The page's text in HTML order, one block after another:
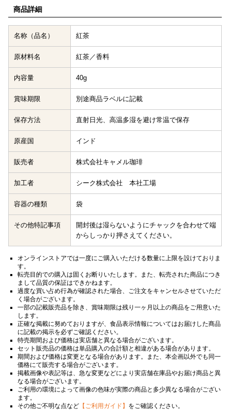
商品詳細
名称（品名） 紅茶
原材料名 紅茶／香料
内容量 40g
賞味期限 別途商品ラベルに記載
保存方法 直射日光、高温多湿を避け常温で保存
原産国 インド
販売者 株式会社キャメル珈琲
加工者 シーク株式会社 本社工場
容器の種類 袋
その他特記事項
開封後は湿らないようにチャックを合わせて端
からしっかり押さえてください。
オンラインストアでは一度にご購入いただける数量に上限を設けておりま
す。
転売目的での購入は固くお断りいたします。また、転売された商品につき
まして品質の保証はできかねます。
過度な買い占め行為が確認された場合、ご注文をキャンセルさせていただ
く場合がございます。
一部の記載販売品を除き、賞味期限は残り一ヶ月以上の商品をご用意いた
します。
正確な掲載に努めておりますが、食品表示情報についてはお届けした商品
に記載の掲示を必ずご確認ください。
特売期間および価格は実店舗と異なる場合がございます。
セット販売品の価格は単品購入の合計額と相違がある場合があります。
期間および価格は変更となる場合があります。また、本企画以外でも同一
価格にて販売する場合がございます。
掲載画像や表記等は、急な変更などにより実店舗在庫品やお届け商品と異
なる場合がございます。
ご利用の環境によって画像の色味が実際の商品と多少異なる場合がござい
ます。
その他ご不明な点など 【ご利用ガイド】 をご確認ください。